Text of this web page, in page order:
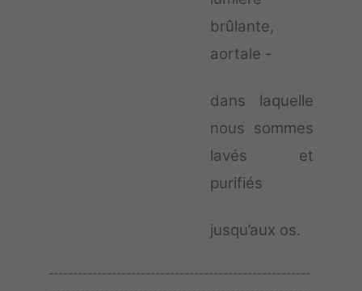
brûlante,
aortale -
dans laquelle
nous sommes
lavés et
purifiés
jusqu’aux os.
------------------------------------------------------